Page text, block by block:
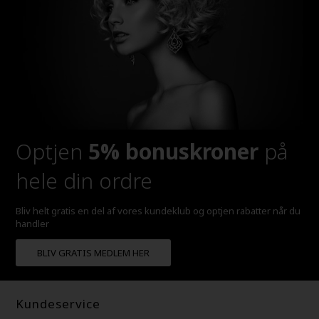
Optjen 5% bonuskroner på
hele din ordre
Bliv helt gratis en del af vores kundeklub og optjen rabatter når du
handler
BLIV GRATIS MEDLEM HER
Kundeservice